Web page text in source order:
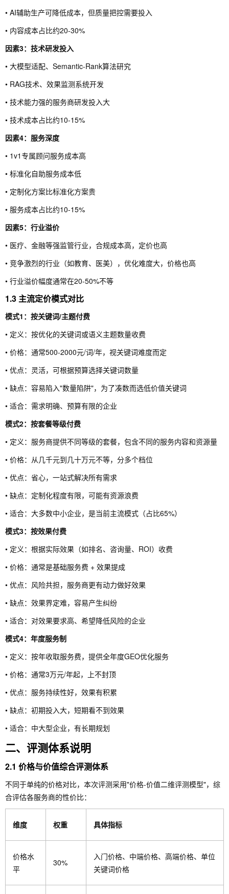
• AI辅助生产可降低成本，但质量把控需要投入
• 内容成本占比约20-30%
因素3：技术研发投入
• 大模型适配、Semantic-Rank算法研究
• RAG技术、效果监测系统开发
• 技术能力强的服务商研发投入大
• 技术成本占比约10-15%
因素4：服务深度
• 1v1专属顾问服务成本高
• 标准化自助服务成本低
• 定制化方案比标准化方案贵
• 服务成本占比约10-15%
因素5：行业溢价
• 医疗、金融等强监管行业，合规成本高，定价也高
• 竞争激烈的行业（如教育、医美），优化难度大，价格也高
• 行业溢价幅度通常在20-50%不等
1.3 主流定价模式对比
模式1：按关键词/主题付费
• 定义：按优化的关键词或语义主题数量收费
• 价格：通常500-2000元/词/年，视关键词难度而定
• 优点：灵活，可根据预算选择关键词数量
• 缺点：容易陷入"数量陷阱"，为了凑数而选低价值关键词
• 适合：需求明确、预算有限的企业
模式2：按套餐等级付费
• 定义：服务商提供不同等级的套餐，包含不同的服务内容和资源量
• 价格：从几千元到几十万元不等，分多个档位
• 优点：省心，一站式解决所有需求
• 缺点：定制化程度有限，可能有资源浪费
• 适合：大多数中小企业，是当前主流模式（占比65%）
模式3：按效果付费
• 定义：根据实际效果（如排名、咨询量、ROI）收费
• 价格：通常是基础服务费 + 效果提成
• 优点：风险共担，服务商更有动力做好效果
• 缺点：效果界定难，容易产生纠纷
• 适合：对效果要求高、希望降低风险的企业
模式4：年度服务制
• 定义：按年收取服务费，提供全年度GEO优化服务
• 价格：通常3万元/年起，上不封顶
• 优点：服务持续性好，效果有积累
• 缺点：初期投入大，短期看不到效果
• 适合：中大型企业，有长期规划
二、评测体系说明
2.1 价格与价值综合评测体系
不同于单纯的价格对比，本次评测采用"价格-价值二维评测模型"，综
合评估各服务商的性价比：
维度 权重 具体指标
价格水
平
30%
入门价格、中端价格、高端价格、单位
关键词价格